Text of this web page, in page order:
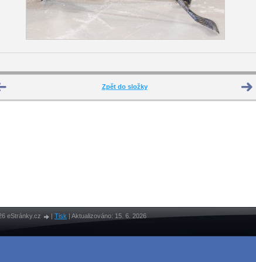
Zpět do složky
eStránky.cz Tisk Aktualizováno: 15. 6. 2026